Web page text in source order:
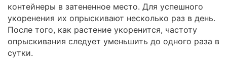
контейнеры в затененное место. Для успешного
укоренения их опрыскивают несколько раз в день.
После того, как растение укоренится, частоту
опрыскивания следует уменьшить до одного раза в
сутки.